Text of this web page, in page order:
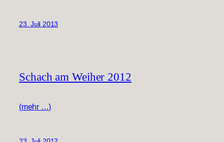
23. Juli 2013
Schach am Weiher 2012
(mehr …)